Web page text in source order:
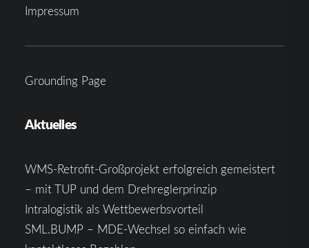
Impressum
Grounding Page
Aktuelles
WMS-Retrofit-Großprojekt erfolgreich gemeistert
– mit TUP und dem Drehreglerprinzip
Intralogistik als Wettbewerbsvorteil
SML.BUMP – MDE-Wechsel so einfach wie